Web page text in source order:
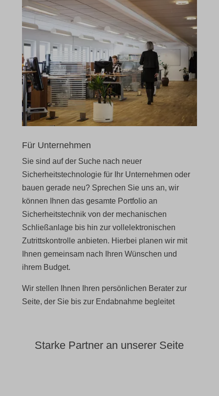
Für Unternehmen
Sie sind auf der Suche nach neuer
Sicherheitstechnologie für Ihr Unternehmen oder
bauen gerade neu? Sprechen Sie uns an, wir
können Ihnen das gesamte Portfolio an
Sicherheitstechnik von der mechanischen
Schließanlage bis hin zur vollelektronischen
Zutrittskontrolle anbieten. Hierbei planen wir mit
Ihnen gemeinsam nach Ihren Wünschen und
ihrem Budget.
Wir stellen Ihnen Ihren persönlichen Berater zur
Seite, der Sie bis zur Endabnahme begleitet
Starke Partner an unserer Seite
cmplz_preferences
cmplz_statistics
cookie_notice_accepted
CookieConsent
cookieconsent_status
cookielawinfo-checkbox-*
cookieyes-consent
mhcookie
OptanonConsent
wordpress_logged_in_*
wordpress_test_cookie
wp-settings-*
wpl_viewed_cookie
Details anzeigen
_deCookiesConsent
_ketch_consent_v1_
_nano_fp
acris_cookie_acc
blocksy_cookies_consent_accepted
cb-enabled
cli_cookie_consent
cookie_permission_granted
cookie-*
cookies_accepted
kconsent